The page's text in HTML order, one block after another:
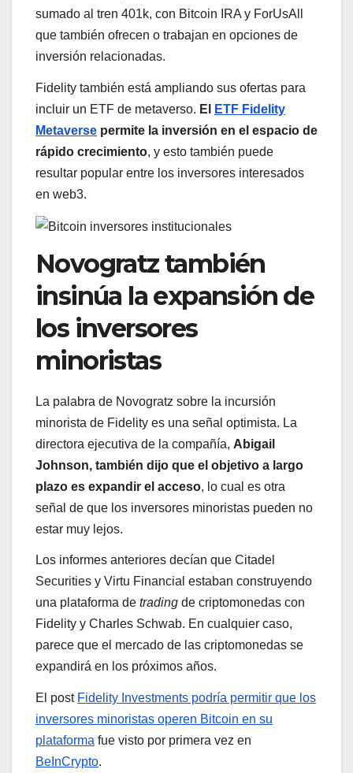
sumado al tren 401k, con Bitcoin IRA y ForUsAll
que también ofrecen o trabajan en opciones de
inversión relacionadas.
Fidelity también está ampliando sus ofertas para
incluir un ETF de metaverso. El
ETF Fidelity
Metaverse permite la inversión en el espacio de
rápido crecimiento, y esto también puede
resultar popular entre los inversores interesados ​​
en web3.
Novogratz también
insinúa la expansión de
los inversores
minoristas
La palabra de Novogratz sobre la incursión
minorista de Fidelity es una señal optimista. La
directora ejecutiva de la compañía, Abigail
Johnson, también dijo que el objetivo a largo
plazo es expandir el acceso, lo cual es otra
señal de que los inversores minoristas pueden no
estar muy lejos.
Los informes anteriores decían que Citadel
Securities y Virtu Financial estaban construyendo
una plataforma de trading de criptomonedas con
Fidelity y Charles Schwab. En cualquier caso,
parece que el mercado de las criptomonedas se
expandirá en los próximos años.
El post Fidelity Investments podría permitir que los
inversores minoristas operen Bitcoin en su
plataforma fue visto por primera vez en
BeInCrypto.